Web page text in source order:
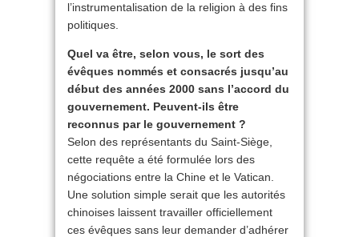
l’instrumentalisation de la religion à des fins
politiques.
Quel va être, selon vous, le sort des
évêques nommés et consacrés jusqu’au
début des années 2000 sans l’accord du
gouvernement. Peuvent-ils être
reconnus par le gouvernement ?
Selon des représentants du Saint-Siège,
cette requête a été formulée lors des
négociations entre la Chine et le Vatican.
Une solution simple serait que les autorités
chinoises laissent travailler officiellement
ces évêques sans leur demander d’adhérer